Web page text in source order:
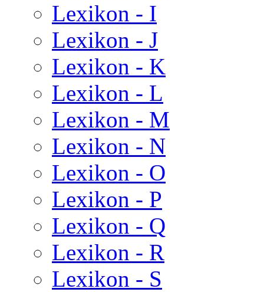
Lexikon - I
Lexikon - J
Lexikon - K
Lexikon - L
Lexikon - M
Lexikon - N
Lexikon - O
Lexikon - P
Lexikon - Q
Lexikon - R
Lexikon - S